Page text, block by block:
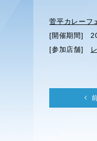
菅平カレーフ
[開催期間]
[参加店舗]